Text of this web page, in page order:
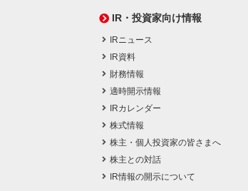
IR・投資家向け情報
IRニュース
IR資料
財務情報
適時開示情報
IRカレンダー
株式情報
株主・個人投資家の皆さまへ
株主との対話
IR情報の開示について